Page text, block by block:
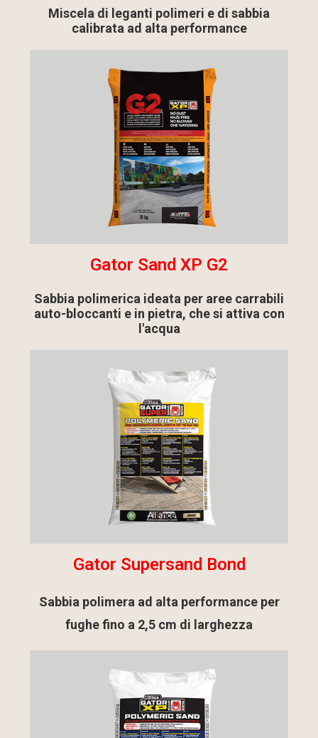
Miscela di leganti polimeri e di sabbia
calibrata ad alta performance
Gator Sand XP G2
Sabbia polimerica ideata per aree carrabili
auto-bloccanti e in pietra, che si attiva con
l'acqua
Gator Supersand Bond
Sabbia polimera ad alta performance per
fughe fino a 2,5 cm di larghezza